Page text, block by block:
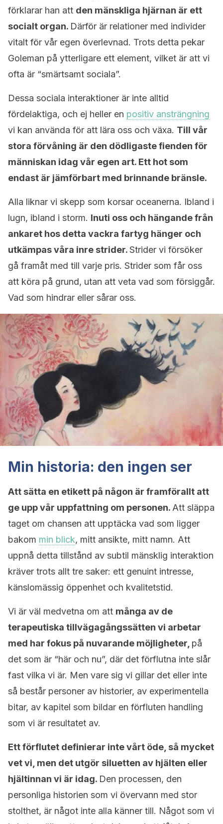
förklarar han att den mänskliga hjärnan är ett
socialt organ. Därför är relationer med individer
vitalt för vår egen överlevnad. Trots detta pekar
Goleman på ytterligare ett element, vilket är att vi
ofta är “smärtsamt sociala”.
Dessa sociala interaktioner är inte alltid
fördelaktiga, och ej heller en positiv ansträngning
vi kan använda för att lära oss och växa. Till vår
stora förvåning är den dödligaste fienden för
människan idag vår egen art. Ett hot som
endast är jämförbart med brinnande bränsle.
Alla liknar vi skepp som korsar oceanerna. Ibland i
lugn, ibland i storm. Inuti oss och hängande från
ankaret hos detta vackra fartyg hänger och
utkämpas våra inre strider.Strider vi försöker
gå framåt med till varje pris. Strider som får oss
att köra på grund, utan att veta vad som försiggår.
Vad som hindrar eller sårar oss.
Min historia: den ingen ser
Att sätta en etikett på någon är framförallt att
ge upp vår uppfattning om personen. Att släppa
taget om chansen att upptäcka vad som ligger
bakom min blick, mitt ansikte, mitt namn. Att
uppnå detta tillstånd av subtil mänsklig interaktion
kräver trots allt tre saker: ett genuint intresse,
känslomässig öppenhet och kvalitetstid.
Vi är väl medvetna om att många av de
terapeutiska tillvägagångssätten vi arbetar
med har fokus på nuvarande möjligheter, på
det som är “här och nu”, där det förflutna inte slår
fast vilka vi är. Men vare sig vi gillar det eller inte
så består personer av historier, av experimentella
bitar, av kapitel som bildar en förfluten handling
som vi är resultatet av.
Ett förflutet definierar inte vårt öde, så mycket
vet vi, men det utgör siluetten av hjälten eller
hjältinnan vi är idag. Den processen, den
personliga historien som vi övervann med stor
stolthet, är något inte alla känner till. Något som vi